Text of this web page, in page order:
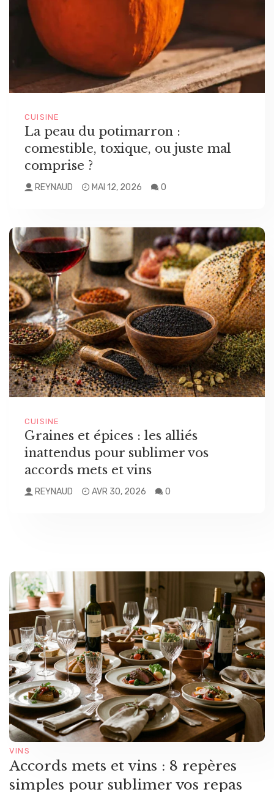
CUISINE
La peau du potimarron :
comestible, toxique, ou juste mal
comprise ?
REYNAUD MAI 12, 2026 0
CUISINE
Graines et épices : les alliés
inattendus pour sublimer vos
accords mets et vins
REYNAUD AVR 30, 2026 0
VINS
Accords mets et vins : 8 repères
simples pour sublimer vos repas